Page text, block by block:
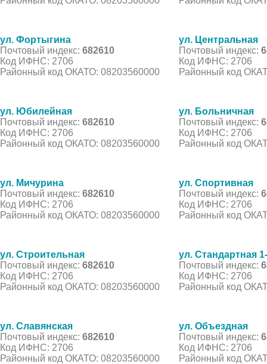
ул. Фортыгина
Почтовый индекс: 682610
Код ИФНС: 2706
Районный код ОКАТО: 08203560000
ул. Центральная
Почтовый индекс:
Код ИФНС: 2706
Районный код
ул. Юбилейная
Почтовый индекс: 682610
Код ИФНС: 2706
Районный код ОКАТО: 08203560000
ул. Больничная
Почтовый индекс:
Код ИФНС: 2706
Районный код
ул. Мичурина
Почтовый индекс: 682610
Код ИФНС: 2706
Районный код ОКАТО: 08203560000
ул. Спортивная
Почтовый индекс:
Код ИФНС: 2706
Районный код
ул. Строительная
Почтовый индекс: 682610
Код ИФНС: 2706
Районный код ОКАТО: 08203560000
ул. Стандартная
Почтовый индекс:
Код ИФНС: 2706
Районный код
ул. Славянская
Почтовый индекс: 682610
Код ИФНС: 2706
Районный код ОКАТО: 08203560000
ул. Объездная
Почтовый индекс:
Код ИФНС: 2706
Районный код